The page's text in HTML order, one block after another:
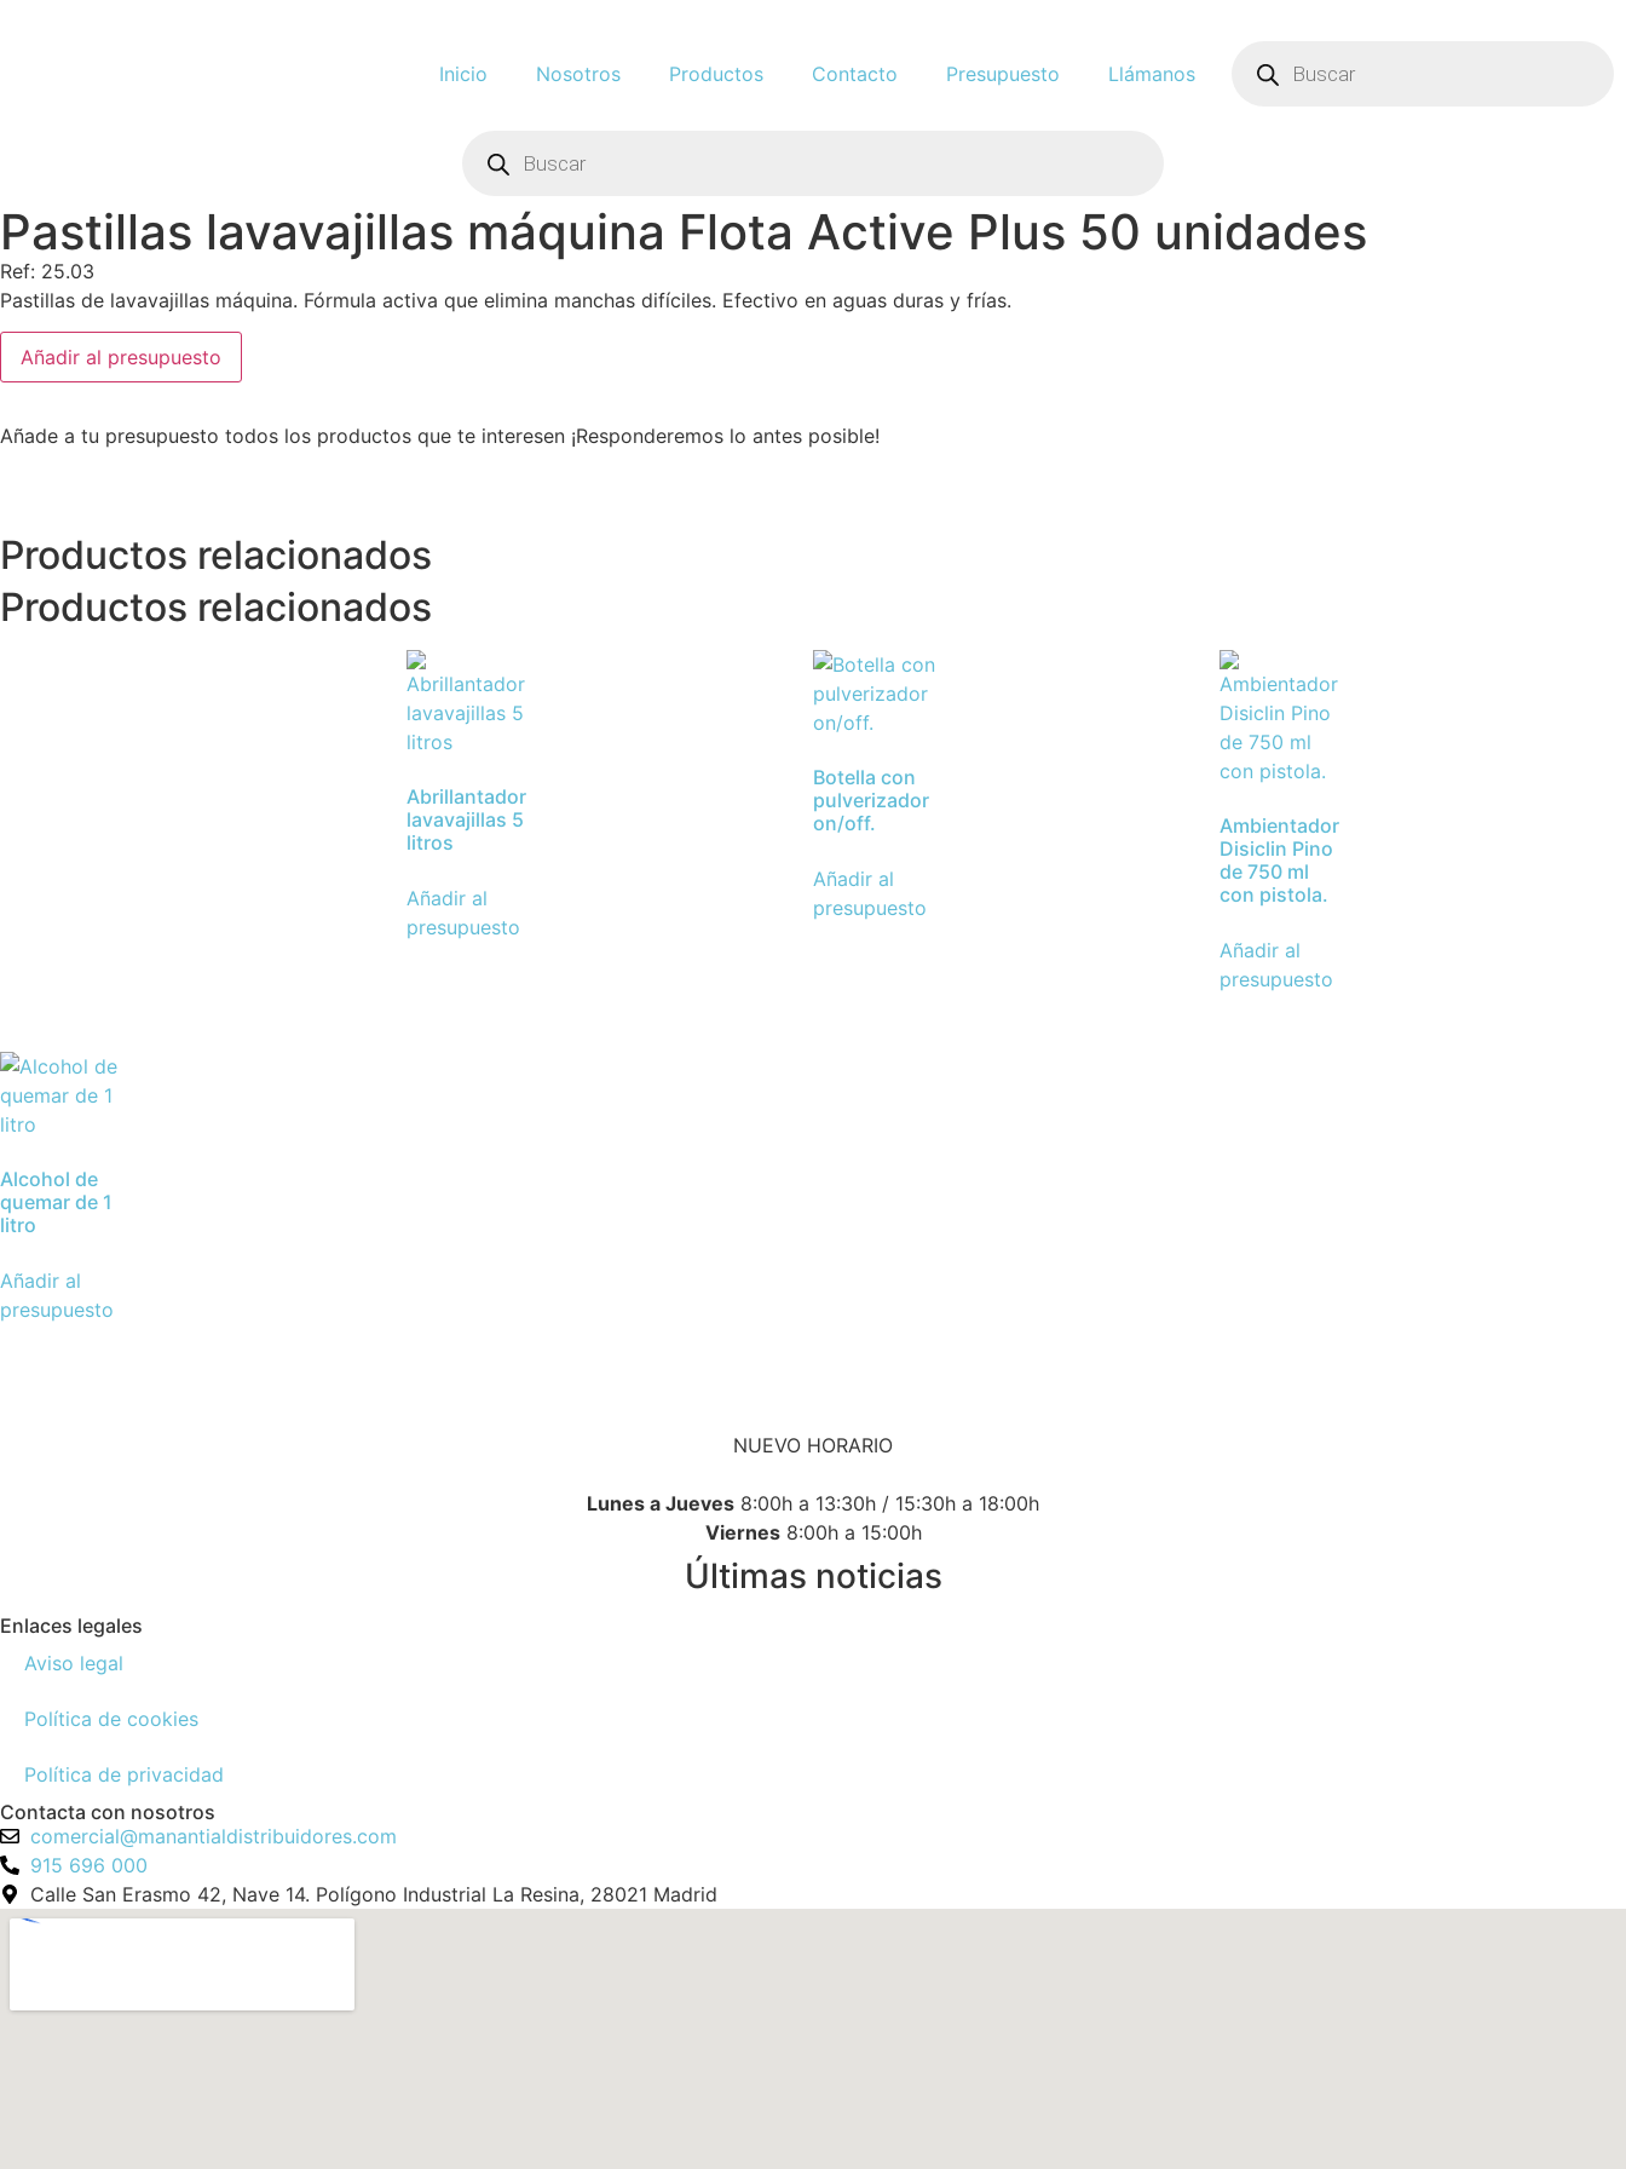
Inicio Nosotros Productos Contacto Presupuesto Llámanos
Pastillas lavavajillas máquina Flota Active Plus 50 unidades
Ref: 25.03
Pastillas de lavavajillas máquina. Fórmula activa que elimina manchas difíciles. Efectivo en aguas duras y frías.
Añadir al presupuesto
Añade a tu presupuesto todos los productos que te interesen ¡Responderemos lo antes posible!
Productos relacionados
Productos relacionados
Abrillantador
lavavajillas 5
litros
Añadir al
presupuesto
Botella con
pulverizador
on/off.
Añadir al
presupuesto
Ambientador
Disiclin Pino
de 750 ml
con pistola.
Añadir al
presupuesto
Alcohol de
quemar de 1
litro
Añadir al
presupuesto
NUEVO HORARIO
Lunes a Jueves 8:00h a 13:30h / 15:30h a 18:00h
Viernes8:00h a 15:00h
Últimas noticias
Enlaces legales
Aviso legal
Política de cookies
Política de privacidad
Contacta con nosotros
comercial@manantialdistribuidores.com
915 696 000
Calle San Erasmo 42, Nave 14. Polígono Industrial La Resina, 28021 Madrid